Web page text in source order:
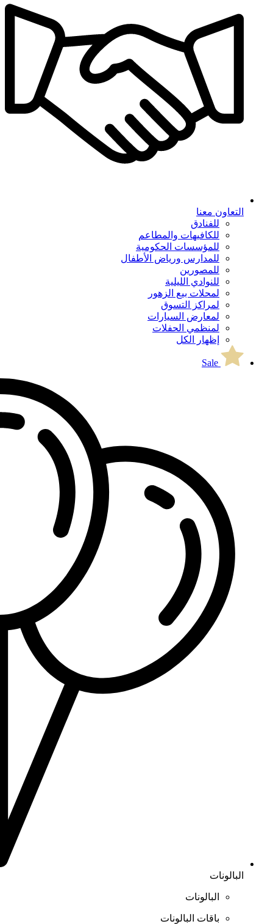
التعاون معنا
للفنادق
للكافيهات والمطاعم
للمؤسسات الحكومية
للمدارس ورياض الأطفال
للمصورين
للنوادي الليلية
لمحلات بيع الزهور
لمراكز التسوق
لمعارض السيارات
لمنظمي الحفلات
إظهار الكل
البالونات
البالونات
باقات البالونات